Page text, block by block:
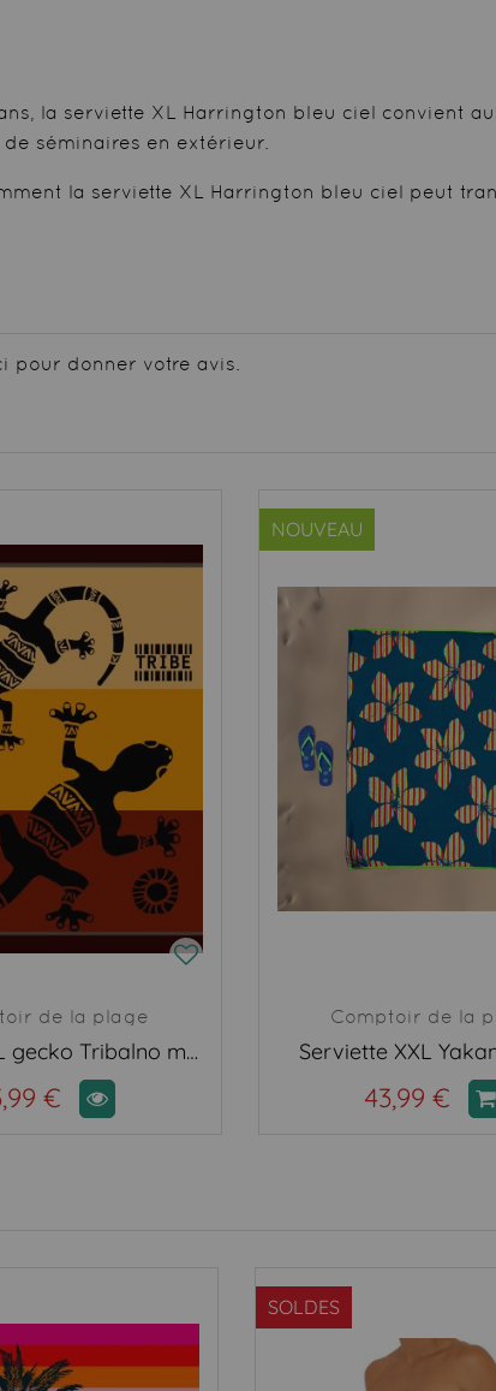
la serviette XL Harrington bleu ciel convient
séminaires en extérieur.
la serviette XL Harrington bleu ciel peut
pour donner votre avis.
de la plage
Serviette XL gecko Tribalno marron
€
NOUVEAU
Comptoir de la
Serviette XXL
43,99 €
SOLDES